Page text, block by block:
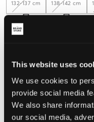
This website uses
We use cookies to
provide social media
We also share
our social media,
132-137 cm 138-142 cm
Liten